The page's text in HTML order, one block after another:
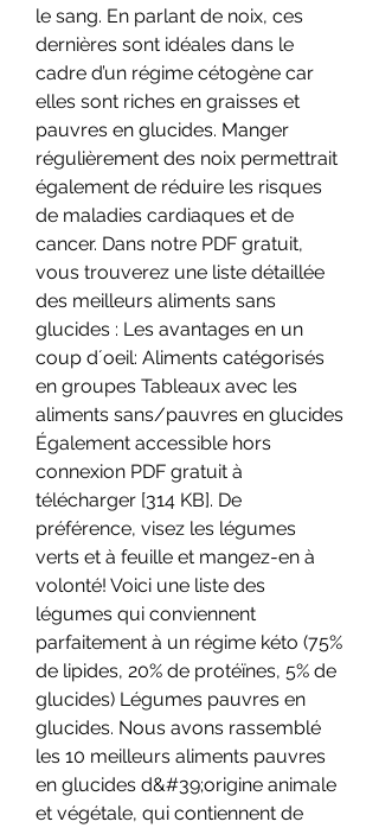
le sang. En parlant de noix, ces
dernières sont idéales dans le
cadre d’un régime cétogène car
elles sont riches en graisses et
pauvres en glucides. Manger
régulièrement des noix permettrait
également de réduire les risques
de maladies cardiaques et de
cancer. Dans notre PDF gratuit,
vous trouverez une liste détaillée
des meilleurs aliments sans
glucides : Les avantages en un
coup d´oeil: Aliments catégorisés
en groupes Tableaux avec les
aliments sans/pauvres en glucides
Également accessible hors
connexion PDF gratuit à
télécharger [314 KB]. De
préférence, visez les légumes
verts et à feuille et mangez-en à
volonté! Voici une liste des
légumes qui conviennent
parfaitement à un régime kéto (75%
de lipides, 20% de protéïnes, 5% de
glucides) Légumes pauvres en
glucides. Nous avons rassemblé
les 10 meilleurs aliments pauvres
en glucides d&#39;origine animale
et végétale, qui contiennent de